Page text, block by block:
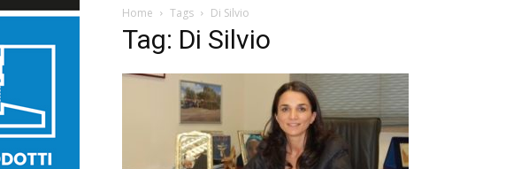
Home Tags Di Silvio
Tag: Di Silvio